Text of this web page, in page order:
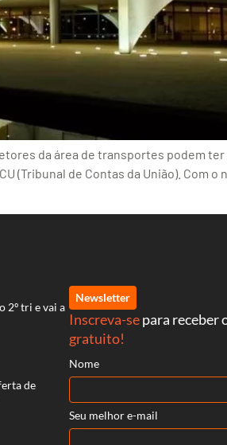
da área de transportes podem
(Tribunal de Contas da União). Com o
2º tri e vai a
de
Newsletter
Inscreva-separa receber
gratuito!
Nome
Seu melhor e-mail